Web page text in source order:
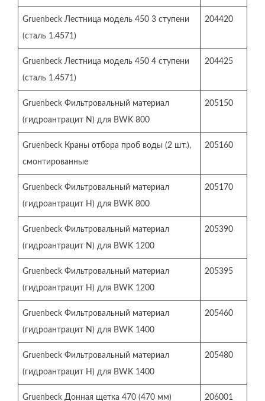
Gruenbeck Лестница модель 450 3 ступени
(сталь 1.4571)
204420
Gruenbeck Лестница модель 450 4 ступени
(сталь 1.4571)
204425
Gruenbeck Фильтровальный материал
(гидроантрацит N) для BWK 800
205150
Gruenbeck Краны отбора проб воды (2 шт.),
смонтированные
205160
Gruenbeck Фильтровальный материал
(гидроантрацит H) для BWK 800
205170
Gruenbeck Фильтровальный материал
(гидроантрацит N) для BWK 1200
205390
Gruenbeck Фильтровальный материал
(гидроантрацит H) для BWK 1200
205395
Gruenbeck Фильтровальный материал
(гидроантрацит N) для BWK 1400
205460
Gruenbeck Фильтровальный материал
(гидроантрацит H) для BWK 1400
205480
Gruenbeck Донная щетка 470 (470 мм) 206001